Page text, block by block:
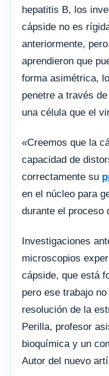
hepatitis B, los
cápside no es
anteriormente,
aprendieron que
forma asimétrica,
penetre a través
una célula que el
«Creemos que la
capacidad de
correctamente su
en el núcleo para
durante el proceso
Investigaciones
microscopios
cápside, que está
pero ese trabajo
resolución de la
Perilla, profesor
bioquímica y un
Autor del nuevo